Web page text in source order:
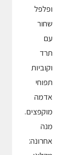
ופלפל
שחור
עם
תרד
וקוביות
תפוחי
אדמה
מוקפצים.
מנה
אחרונה: